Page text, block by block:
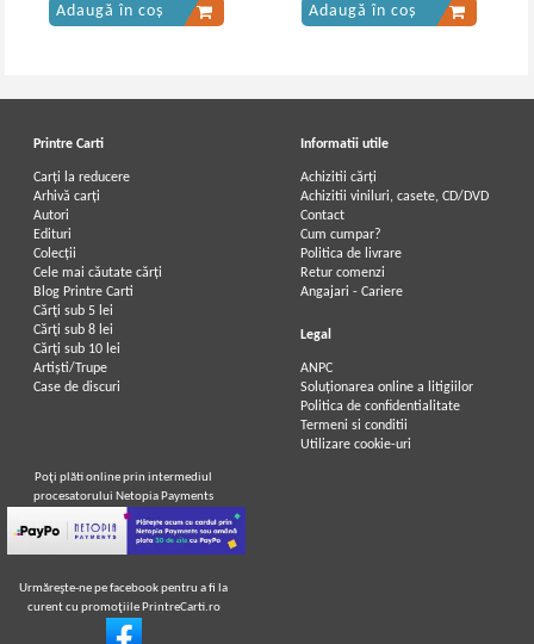
Adaugă în coș Adaugă în coș
Printre Carti
Carți la reducere
Arhivă carți
Autori
Edituri
Colecții
Cele mai căutate cărți
Blog Printre Carti
Cărţi sub 5 lei
Cărţi sub 8 lei
Cărţi sub 10 lei
Artiști/Trupe
Case de discuri
Informatii utile
Achizitii cărți
Achizitii viniluri, casete, CD/DVD
Contact
Cum cumpar?
Politica de livrare
Retur comenzi
Angajari - Cariere
Legal
ANPC
Soluționarea online a litigiilor
Politica de confidentialitate
Termeni si conditii
Utilizare cookie-uri
Poţi plăti online prin intermediul
procesatorului Netopia Payments
Urmăreşte-ne pe facebook pentru a fi la
curent cu promoţiile PrintreCarti.ro